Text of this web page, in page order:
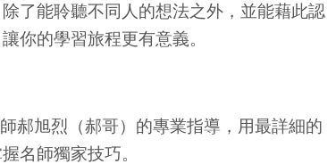
了能聆聽不同人的想法之外，並能藉此認
你的學習旅程更有意義。
郝旭烈（郝哥）的專業指導，用最詳細的
名師獨家技巧。